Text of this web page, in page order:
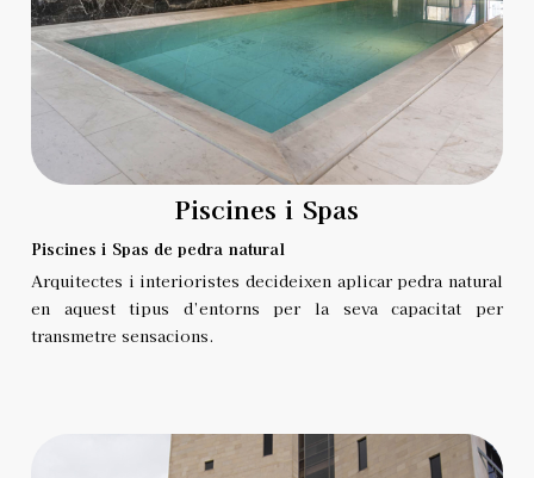
Piscines i Spas
Piscines i Spas de pedra natural
Arquitectes i interioristes decideixen aplicar pedra natural
en aquest tipus d’entorns per la seva capacitat per
transmetre sensacions.